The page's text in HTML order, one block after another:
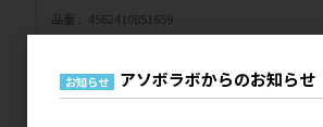
品番
4562410851659
JANコード
4562410851659
終売・欠品情報
終売
お知らせ アソボラボからのお知らせ